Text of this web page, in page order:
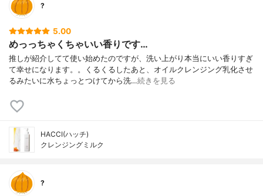
?
5.00
めっっちゃくちゃいい香りです…
推しが紹介してて使い始めたのですが、洗い上がり本当にいい香りすぎ
て幸せになります。。くるくるしたあと、オイルクレンジング乳化させ
るみたいに水ちょっとつけてから洗…続きを見る
HACCI(ハッチ)
クレンジングミルク
?